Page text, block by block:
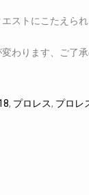
ストにこたえら
わります、ご了承
, プロレス, プロレ